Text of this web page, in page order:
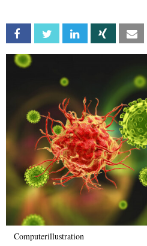
Facebook Twitter Linkedin Xing
Computerillustration